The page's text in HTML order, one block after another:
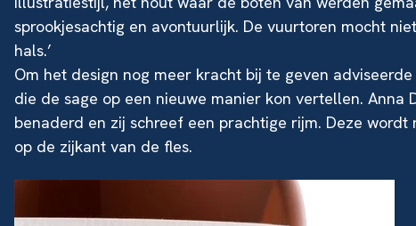
sprookjesachtig en avontuurlijk. De vuurtoren mocht
hals.’
Om het design nog meer kracht bij te geven
die de sage op een nieuwe manier kon vertellen. Anna
benaderd en zij schreef een prachtige rijm. Deze
op de zijkant van de fles.